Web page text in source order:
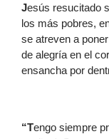
Jesús resucitado
los más pobres,
se atreven a
de alegría en el
ensancha por
“Tengo siempre